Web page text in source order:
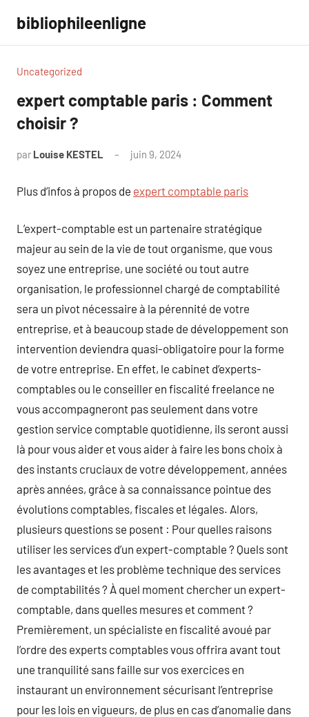
contenu
bibliophileenligne
Uncategorized
expert comptable paris : Comment
choisir ?
par Louise KESTEL juin 9, 2024
Plus d’infos à propos de expert comptable paris
L’expert-comptable est un partenaire stratégique
majeur au sein de la vie de tout organisme, que vous
soyez une entreprise, une société ou tout autre
organisation, le professionnel chargé de comptabilité
sera un pivot nécessaire à la pérennité de votre
entreprise, et à beaucoup stade de développement son
intervention deviendra quasi-obligatoire pour la forme
de votre entreprise. En effet, le cabinet d’experts-
comptables ou le conseiller en fiscalité freelance ne
vous accompagneront pas seulement dans votre
gestion service comptable quotidienne, ils seront aussi
là pour vous aider et vous aider à faire les bons choix à
des instants cruciaux de votre développement, années
après années, grâce à sa connaissance pointue des
évolutions comptables, fiscales et légales. Alors,
plusieurs questions se posent : Pour quelles raisons
utiliser les services d’un expert-comptable ? Quels sont
les avantages et les problème technique des services
de comptabilités ? À quel moment chercher un expert-
comptable, dans quelles mesures et comment ?
Premièrement, un spécialiste en fiscalité avoué par
l’ordre des experts comptables vous offrira avant tout
une tranquilité sans faille sur vos exercices en
instaurant un environnement sécurisant l’entreprise
pour les lois en vigueurs, de plus en cas d’anomalie dans